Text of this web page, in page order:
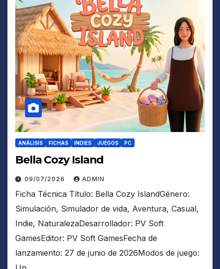
ANÁLISIS FICHAS INDIES JUEGOS PC
Bella Cozy Island
09/07/2026 ADMIN
Ficha Técnica Título: Bella Cozy IslandGénero:
Simulación, Simulador de vida, Aventura, Casual,
Indie, NaturalezaDesarrollador: PV Soft
GamesEditor: PV Soft GamesFecha de
lanzamiento: 27 de junio de 2026Modos de juego: